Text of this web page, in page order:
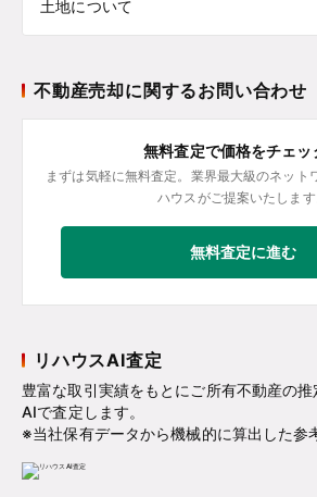
土地について
不動産売却に関するお問い合わせ
無料査定で価格をチェッ
まずは気軽に無料査定。業界最大級のネット
ハウスがご提案いたします
無料査定に進む
リハウスAI査定
豊富な取引実績をもとにご所有不動産の
AIで査定します。
※当社保有データから機械的に算出した参